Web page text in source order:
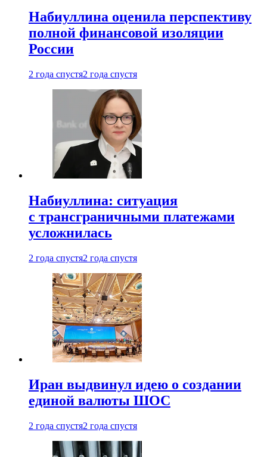
Набиуллина оценила перспективу
полной финансовой изоляции
России
2 года спустя2 года спустя
Набиуллина: ситуация
с трансграничными платежами
усложнилась
2 года спустя2 года спустя
Иран выдвинул идею о создании
единой валюты ШОС
2 года спустя2 года спустя